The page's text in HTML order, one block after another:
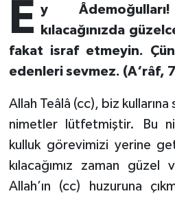
E y
kılacağınızda
fakat israf etmeyin.
edenleri sevmez. (A‘râf,
Allah Teâlâ (cc), biz
nimetler lütfetmiştir. Bu
kulluk görevimizi yerine
kılacağımız zaman
Allah’ın (cc) huzuruna
Batman Müftülüğü
Bayburt Müftülüğü
Bilecik Müftülüğü
Bingöl Müftülüğü
Bitlis Müftülüğü
Sahabeler
Zekat
Dünya
Eğitim
Kültür-Sanat
Sağlık